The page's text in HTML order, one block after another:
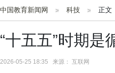
中国教育新闻网 科技 正文
“十五五”时期
2026-05-25 18:35 来源： 互联网